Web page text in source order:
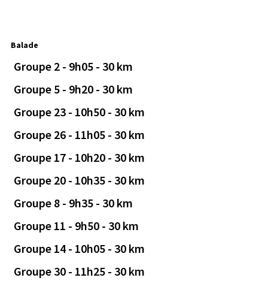
Balade
Groupe 2 - 9h05 - 30 km
Groupe 5 - 9h20 - 30 km
Groupe 23 - 10h50 - 30 km
Groupe 26 - 11h05 - 30 km
Groupe 17 - 10h20 - 30 km
Groupe 20 - 10h35 - 30 km
Groupe 8 - 9h35 - 30 km
Groupe 11 - 9h50 - 30 km
Groupe 14 - 10h05 - 30 km
Groupe 30 - 11h25 - 30 km